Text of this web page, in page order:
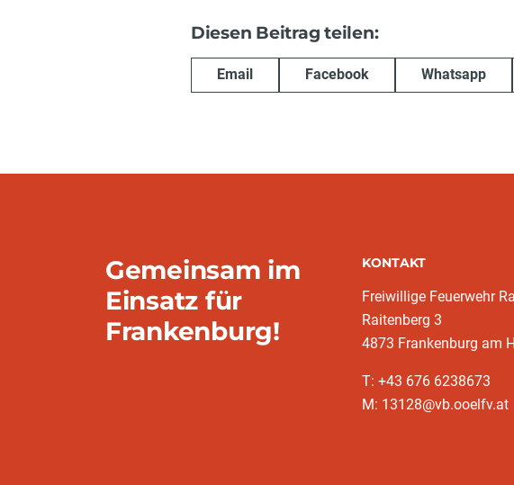
Diesen Beitrag teilen:
Email Facebook Whatsapp
Gemeinsam im
Einsatz für
Frankenburg!
KONTAKT
Freiwillige Feuerwehr
Raitenberg 3
4873 Frankenburg am
T: +43 676 6238673
M: 13128@vb.ooelfv.at